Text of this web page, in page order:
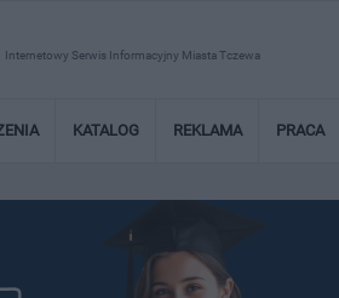
Internetowy Serwis Informacyjny Miasta Tczewa
KATALOG REKLAMA PRACA